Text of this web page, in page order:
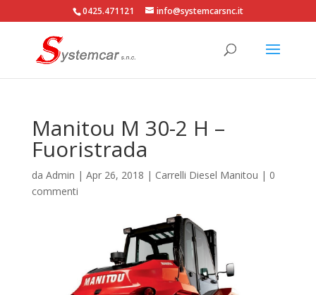
0425.471121 info@systemcarsnc.it
Manitou M 30-2 H –
Fuoristrada
da Admin | Apr 26, 2018 | Carrelli Diesel Manitou | 0
commenti